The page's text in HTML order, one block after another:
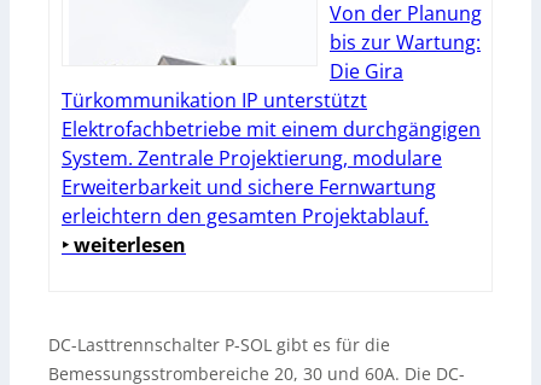
Von der Planung
bis zur Wartung:
Die Gira
Türkommunikation IP unterstützt
Elektrofachbetriebe mit einem durchgängigen
System. Zentrale Projektierung, modulare
Erweiterbarkeit und sichere Fernwartung
erleichtern den gesamten Projektablauf.
‣ weiterlesen
DC-Lasttrennschalter P-SOL gibt es für die
Bemessungsstrombereiche 20, 30 und 60A. Die DC-